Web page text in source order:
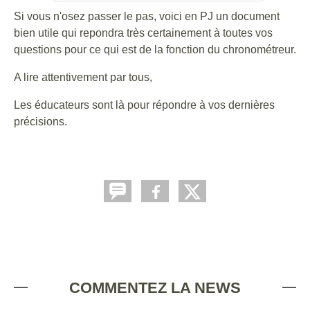
Si vous n'osez passer le pas, voici en PJ un document
bien utile qui repondra très certainement à toutes vos
questions pour ce qui est de la fonction du chronométreur.
A lire attentivement par tous,
Les éducateurs sont là pour répondre à vos dernières
précisions.
COMMENTEZ LA NEWS